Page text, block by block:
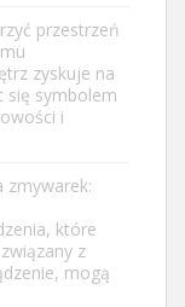
przestrzeń
zyskuje na
się symbolem
i
zmywarek:
które
z
mogą